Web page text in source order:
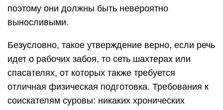
поэтому они должны быть невероятно
выносливыми.
Безусловно, такое утверждение верно, если речь
идет о рабочих забоя, то сеть шахтерах или
спасателях, от которых также требуется
отличная физическая подготовка. Требования к
соискателям суровы: никаких хронических